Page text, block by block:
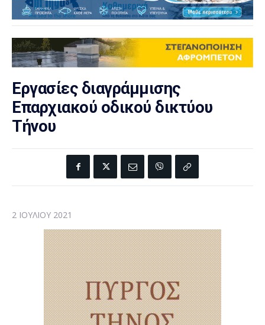
Εργασίες διαγράμμισης
Επαρχιακού οδικού δικτύου
Τήνου
2 ΙΟΥΛΊΟΥ 2021